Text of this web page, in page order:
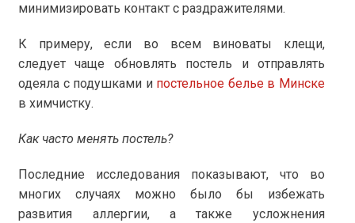
минимизировать контакт с раздражителями.
К примеру, если во всем виноваты клещи,
следует чаще обновлять постель и отправлять
одеяла с подушками и постельное белье в Минске
в химчистку.
Как часто менять постель?
Последние исследования показывают, что во
многих случаях можно было бы избежать
развития аллергии, а также усложнения